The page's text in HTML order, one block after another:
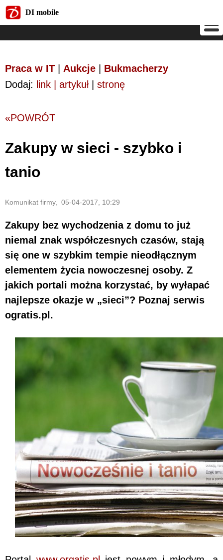
DI mobile
Praca w IT Aukcje
Bukmacherzy
Dodaj: link | artykuł| stronę
«POWRÓT
Zakupy w sieci - szybko i
tanio
Komunikat firmy, 05-04-2017, 10:29
Zakupy bez wychodzenia z domu to już
niemal znak współczesnych czasów, stają
się one w szybkim tempie nieodłącznym
elementem życia nowoczesnej osoby. Z
jakich portali można korzystać, by wyłapać
najlepsze okazje w „sieci”? Poznaj serwis
ogratis.pl.
DI mobile